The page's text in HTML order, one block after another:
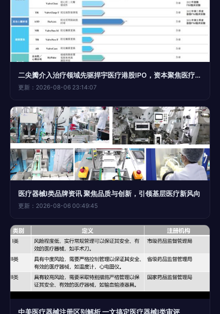
二尖瓣介入治疗领域先驱捍宇医疗港股IPO，资本聚焦医疗器械创新赛道
更新：2026-08-06 23:14:07
医疗器械I类品牌资讯 聚焦品质与创新，引领基层医疗新风向
更新：2026-08-06 00:49:45
中美医疗器械注册区别解析 一文搞定医疗器械I类审评